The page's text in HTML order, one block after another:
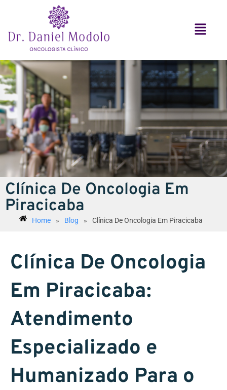
Clínica De Oncologia Em
Piracicaba
Home » Blog » Clínica De Oncologia Em Piracicaba
Clínica De Oncologia
Em Piracicaba:
Atendimento
Especializado e
Humanizado Para o